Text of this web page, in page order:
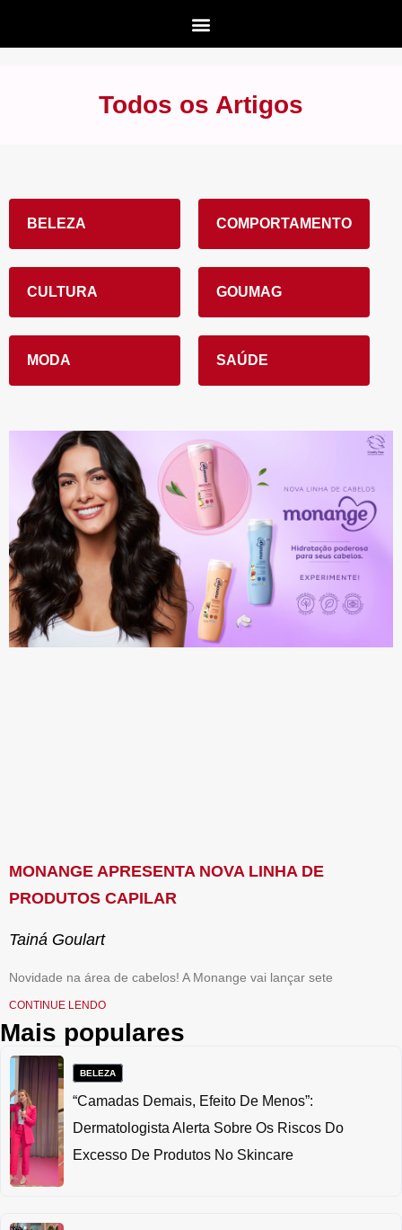
Todos os Artigos
BELEZA COMPORTAMENTO
CULTURA GOUMAG
MODA SAÚDE
MONANGE APRESENTA NOVA LINHA DE
PRODUTOS CAPILAR
Tainá Goulart
Novidade na área de cabelos! A Monange vai lançar sete
CONTINUE LENDO
Mais populares
BELEZA
“Camadas Demais, Efeito De Menos”:
Dermatologista Alerta Sobre Os Riscos Do
Excesso De Produtos No Skincare